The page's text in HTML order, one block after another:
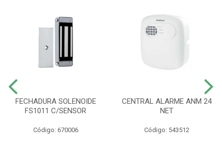
FECHADURA SOLENOIDE
FS1011 C/SENSOR
Código: 670006
CENTRAL ALARME ANM 24
NET
Código: 543512